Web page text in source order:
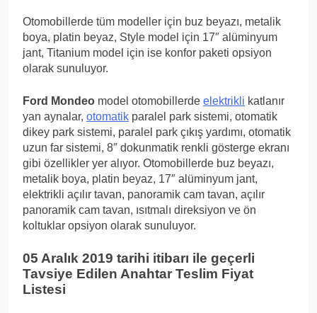
Otomobillerde tüm modeller için buz beyazı, metalik
boya, platin beyaz, Style model için 17″ alüminyum
jant, Titanium model için ise konfor paketi opsiyon
olarak sunuluyor.
Ford Mondeo model otomobillerde elektrikli katlanır
yan aynalar, otomatik paralel park sistemi, otomatik
dikey park sistemi, paralel park çıkış yardımı, otomatik
uzun far sistemi, 8″ dokunmatik renkli gösterge ekranı
gibi özellikler yer alıyor. Otomobillerde buz beyazı,
metalik boya, platin beyaz, 17″ alüminyum jant,
elektrikli açılır tavan, panoramik cam tavan, açılır
panoramik cam tavan, ısıtmalı direksiyon ve ön
koltuklar opsiyon olarak sunuluyor.
05 Aralık 2019 tarihi itibarı ile geçerli
Tavsiye Edilen Anahtar Teslim Fiyat
Listesi